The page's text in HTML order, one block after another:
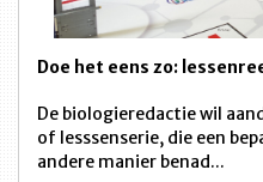
Doe het eens zo:
De biologieredactie wil
of lesssenserie, die een
andere manier benad...